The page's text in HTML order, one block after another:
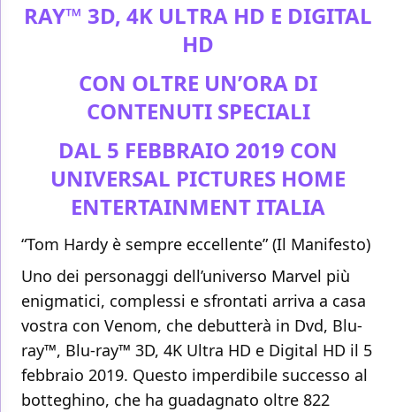
RAY™ 3D, 4K ULTRA HD E DIGITAL
HD
CON OLTRE UN’ORA DI
CONTENUTI SPECIALI
DAL 5 FEBBRAIO 2019 CON
UNIVERSAL PICTURES HOME
ENTERTAINMENT ITALIA
“Tom Hardy è sempre eccellente” (Il Manifesto)
Uno dei personaggi dell’universo Marvel più
enigmatici, complessi e sfrontati arriva a casa
vostra con Venom, che debutterà in Dvd, Blu-
ray™, Blu-ray™ 3D, 4K Ultra HD e Digital HD il 5
febbraio 2019. Questo imperdibile successo al
botteghino, che ha guadagnato oltre 822